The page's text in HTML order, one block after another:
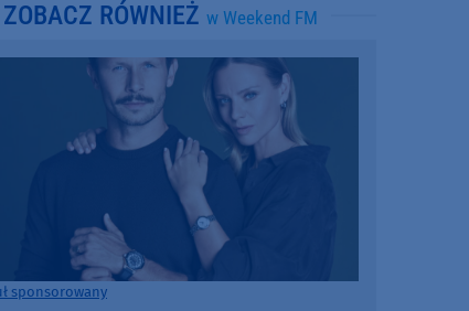
ZOBACZ RÓWNIEŻ w Weekend FM
sponsorowany